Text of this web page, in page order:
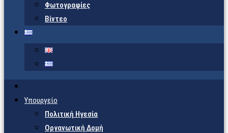
Φωτογραφίες
Βίντεο
Υπουργείο
Πολιτική Ηγεσία
Οργανωτική Δομή